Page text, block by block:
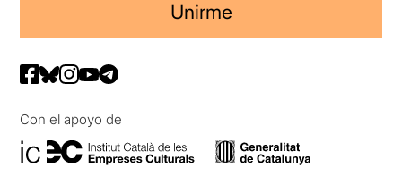
Unirme
Con el apoyo de